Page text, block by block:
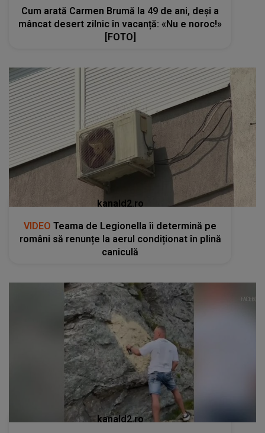
Cum arată Carmen Brumă la 49 de ani, deși a
mâncat desert zilnic în vacanță: «Nu e noroc!»
[FOTO]
kanald2.ro
VIDEO Teama de Legionella îi determină pe
români să renunțe la aerul condiționat în plină
caniculă
kanald2.ro